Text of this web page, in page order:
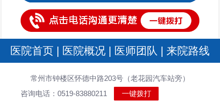
医院首页 | 医院概况 | 医师团队 | 来院路线
常州市钟楼区怀德中路203号（老花园汽车站旁）
咨询电话：0519-83880211
一键拨打